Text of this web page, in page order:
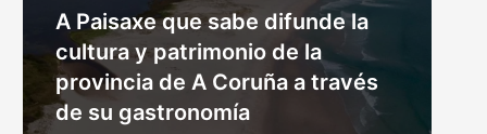
A Paisaxe que sabe difunde la
cultura y patrimonio de la
provincia de A Coruña a través
de su gastronomía